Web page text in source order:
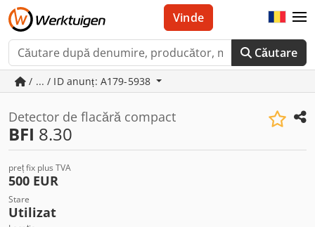
Căutare
Vinde
/ ... / ID anunț: A179-5938
Detector de flacără compact
BFI 8.30
preț fix plus TVA
500 EUR
Stare
Utilizat